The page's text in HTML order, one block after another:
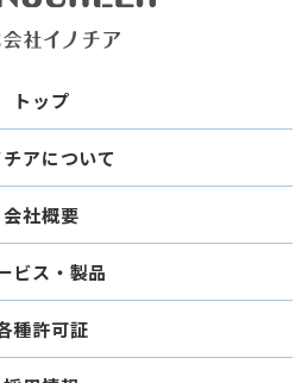
トップ
アについて
会社概要
ビス・製品
種許可証